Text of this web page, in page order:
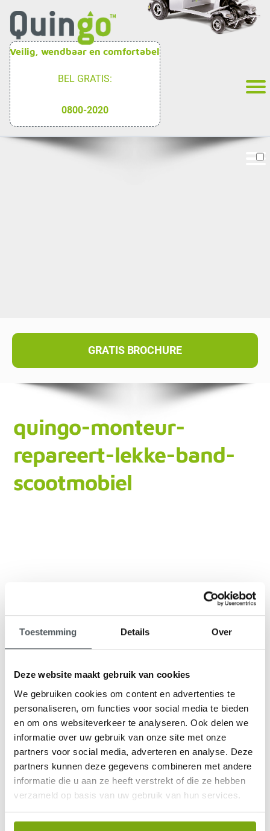
Toestemming Details Over
Deze website maakt gebruik van cookies
We gebruiken cookies om content en advertenties te
personaliseren, om functies voor social media te bieden
en om ons websiteverkeer te analyseren. Ook delen we
informatie over uw gebruik van onze site met onze
partners voor social media, adverteren en analyse. Deze
partners kunnen deze gegevens combineren met andere
informatie die u aan ze heeft verstrekt of die ze hebben
verzameld op basis van uw gebruik van hun services.
Veilig, wendbaar en comfortabel
BEL GRATIS:
0800-2020
GRATIS BROCHURE
quingo-monteur-
repareert-lekke-band-
scootmobiel
9,1
klantenbeoordeling